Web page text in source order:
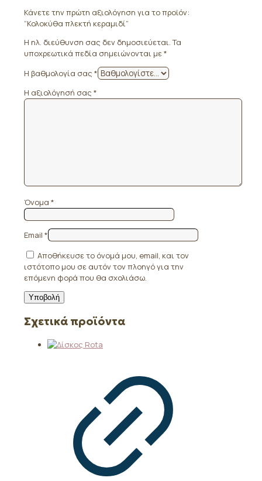
Κάνετε την πρώτη αξιολόγηση για το προϊόν:
“Κολοκύθα πλεκτή κεραμιδί”
Η ηλ. διεύθυνση σας δεν δημοσιεύεται. Τα
υποχρεωτικά πεδία σημειώνονται με*
Η βαθμολογία σας *
Η αξιολόγησή σας *
Όνομα *
Email *
Αποθήκευσε το όνομά μου, email, και τον
ιστότοπο μου σε αυτόν τον πλοηγό για την
επόμενη φορά που θα σχολιάσω.
Σχετικά προϊόντα